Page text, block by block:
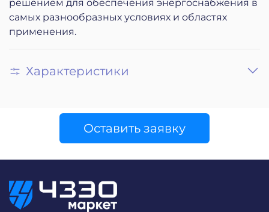
решением для обеспечения энергоснабжения в
самых разнообразных условиях и областях
применения.
Характеристики
Оставить заявку